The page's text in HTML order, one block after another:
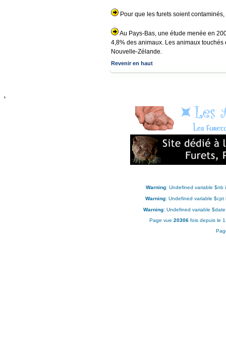
Pour que les furets soient
Au Pays-Bas, une étude menée en
4,8% des animaux. Les animaux
Nouvelle-Zélande.
Revenir en haut
'
Warning: Undefined variable $nb
Warning: Undefined variable $cpt
Warning: Undefined variable
Page vue 20306 fois depuis le